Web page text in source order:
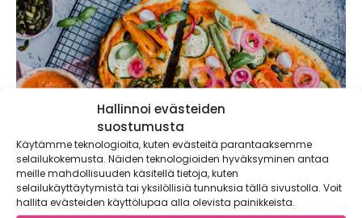
Hallinnoi evästeiden
suostumusta
Käytämme teknologioita, kuten evästeitä parantaaksemme
selailukokemusta. Näiden teknologioiden hyväksyminen antaa
meille mahdollisuuden käsitellä tietoja, kuten
selailukäyttäytymistä tai yksilöllisiä tunnuksia tällä sivustolla. Voit
hallita evästeiden käyttölupaa alla olevista painikkeista.